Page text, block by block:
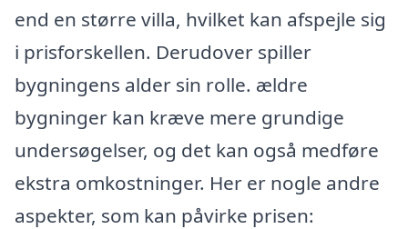
end en større villa, hvilket kan afspejle sig
i prisforskellen. Derudover spiller
bygningens alder sin rolle. ældre
bygninger kan kræve mere grundige
undersøgelser, og det kan også medføre
ekstra omkostninger. Her er nogle andre
aspekter, som kan påvirke prisen: